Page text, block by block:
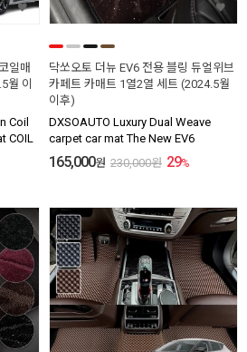
일매
월 이
Coil
COIL
닥쏘오토 더뉴 EV6 전용 블링 듀얼위브
카페트 카매트 1열2열 세트 (2024.5월
이후)
DXSOAUTO Luxury Dual Weave
carpet car mat The New EV6
165,000원 230,000원 29%